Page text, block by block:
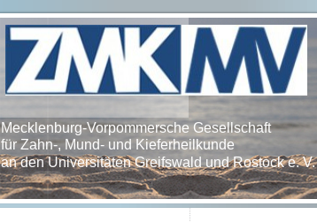
Mecklenburg-Vorpommersche Gesellschaft
für Zahn-, Mund- und Kieferheilkunde
an den Universitäten Greifswald und Rostock e. V.